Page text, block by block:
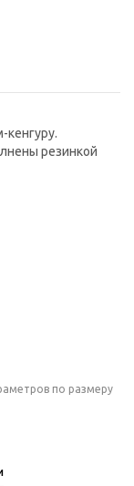
резинкой
по размеру